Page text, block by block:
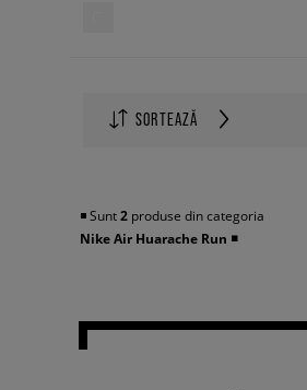
SORTEAZĂ
◾️ Sunt2 produse din categoria
Nike Air Huarache Run ◾️